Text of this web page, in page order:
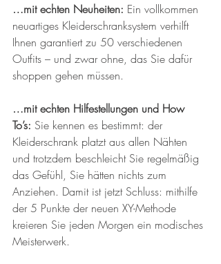
…mit echten Neuheiten: Ein vollkommen
neuartiges Kleiderschranksystem verhilft
Ihnen garantiert zu 50 verschiedenen
Outfits – und zwar ohne, das Sie dafür
shoppen gehen müssen.
…mit echten Hilfestellungen und How
To’s: Sie kennen es bestimmt: der
Kleiderschrank platzt aus allen Nähten
und trotzdem beschleicht Sie regelmäßig
das Gefühl, Sie hätten nichts zum
Anziehen. Damit ist jetzt Schluss: mithilfe
der 5 Punkte der neuen XY-Methode
kreieren Sie jeden Morgen ein modisches
Meisterwerk.